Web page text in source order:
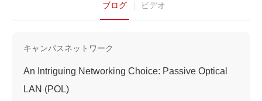
ブログ ビデオ
キャンパスネットワーク
An Intriguing Networking Choice: Passive Optical
LAN (POL)